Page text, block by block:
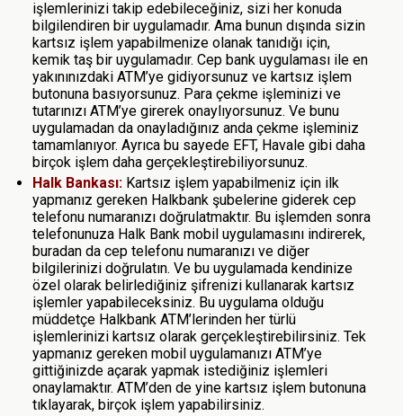
işlemlerinizi takip edebileceğiniz, sizi her konuda
bilgilendiren bir uygulamadır. Ama bunun dışında sizin
kartsız işlem yapabilmenize olanak tanıdığı için,
kemik taş bir uygulamadır. Cep bank uygulaması ile en
yakınınızdaki ATM’ye gidiyorsunuz ve kartsız işlem
butonuna basıyorsunuz. Para çekme işleminizi ve
tutarınızı ATM’ye girerek onaylıyorsunuz. Ve bunu
uygulamadan da onayladığınız anda çekme işleminiz
tamamlanıyor. Ayrıca bu sayede EFT, Havale gibi daha
birçok işlem daha gerçekleştirebiliyorsunuz.
Halk Bankası: Kartsız işlem yapabilmeniz için ilk
yapmanız gereken Halkbank şubelerine giderek cep
telefonu numaranızı doğrulatmaktır. Bu işlemden sonra
telefonunuza Halk Bank mobil uygulamasını indirerek,
buradan da cep telefonu numaranızı ve diğer
bilgilerinizi doğrulatın. Ve bu uygulamada kendinize
özel olarak belirlediğiniz şifrenizi kullanarak kartsız
işlemler yapabileceksiniz. Bu uygulama olduğu
müddetçe Halkbank ATM’lerinden her türlü
işlemlerinizi kartsız olarak gerçekleştirebilirsiniz. Tek
yapmanız gereken mobil uygulamanızı ATM’ye
gittiğinizde açarak yapmak istediğiniz işlemleri
onaylamaktır. ATM’den de yine kartsız işlem butonuna
tıklayarak, birçok işlem yapabilirsiniz.